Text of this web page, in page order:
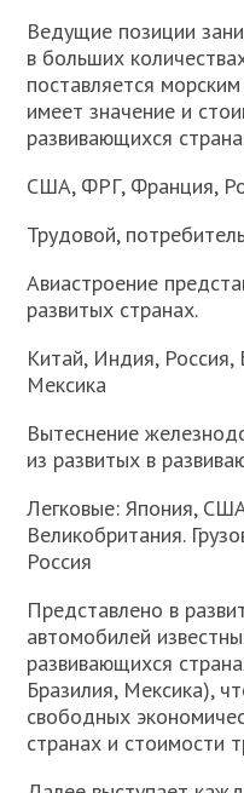
Ведущие позиции
в больших
поставляется
имеет значение и
развивающихся
США, ФРГ, Франция,
Трудовой,
Авиастроение
развитых странах.
Китай, Индия, Россия,
Мексика
Вытеснение
из развитых в
Легковые: Япония,
Великобритания.
Россия
Представлено в
автомобилей
развивающихся
Бразилия, Мексика),
свободных
странах и стоимости